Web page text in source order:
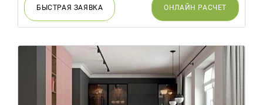
БЫСТРАЯ ЗАЯВКА ОНЛАЙН РАСЧЕТ